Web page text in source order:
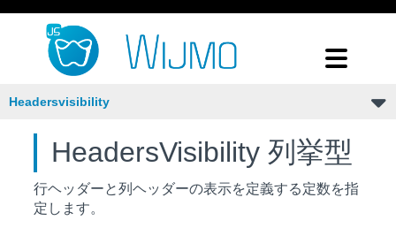
Headersvisibility
HeadersVisibility 列挙型
行ヘッダーと列ヘッダーの表示を定義する定数を指
定します。